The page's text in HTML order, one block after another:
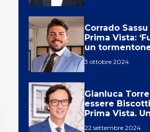
Corrado
Prima Vista:
un
3 ottobre 2024
Gianluca
essere
Prima Vista.
22 settembre 2024